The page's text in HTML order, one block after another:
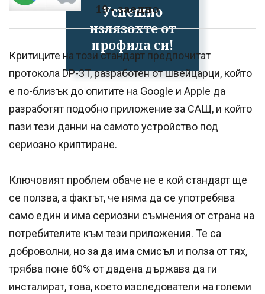
Успешно
излязохте от
профила си!
19 - заедно
Критиците на този стандарт предпочитат
протокола DP-3T, разработен от швейцарци, който
е по-близък до опитите на Google и Apple да
разработят подобно приложение за САЩ, и който
пази тези данни на самото устройство под
сериозно криптиране.
Ключовият проблем обаче не е кой стандарт ще
се ползва, а фактът, че няма да се употребява
само един и има сериозни съмнения от страна на
потребителите към тези приложения. Те са
доброволни, но за да има смисъл и полза от тях,
трябва поне 60% от дадена държава да ги
инсталират, това, което изследователи на големи